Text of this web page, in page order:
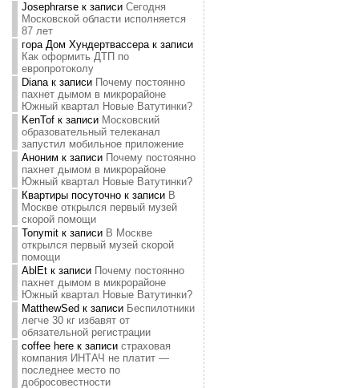
Josephrarseк записи Сегодня
Московской области исполняется
87 лет
гора Дом Хундертвассерак записи
Как оформить ДТП по
европротоколу
Dianaк записи Почему постоянно
пахнет дымом в микрорайоне
Южный квартал Новые Ватутинки?
KenTofк записи Московский
образовательный телеканал
запустил мобильное приложение
Аноним к записи Почему постоянно
пахнет дымом в микрорайоне
Южный квартал Новые Ватутинки?
Квартиры посуточнок записи В
Москве открылся первый музей
скорой помощи
Tonymitк записи В Москве
открылся первый музей скорой
помощи
AblEtк записи Почему постоянно
пахнет дымом в микрорайоне
Южный квартал Новые Ватутинки?
MatthewSed к записи Беспилотники
легче 30 кг избавят от
обязательной регистрации
coffee hereк записи страховая
компания ИНТАЧ не платит —
последнее место по
добросовестности